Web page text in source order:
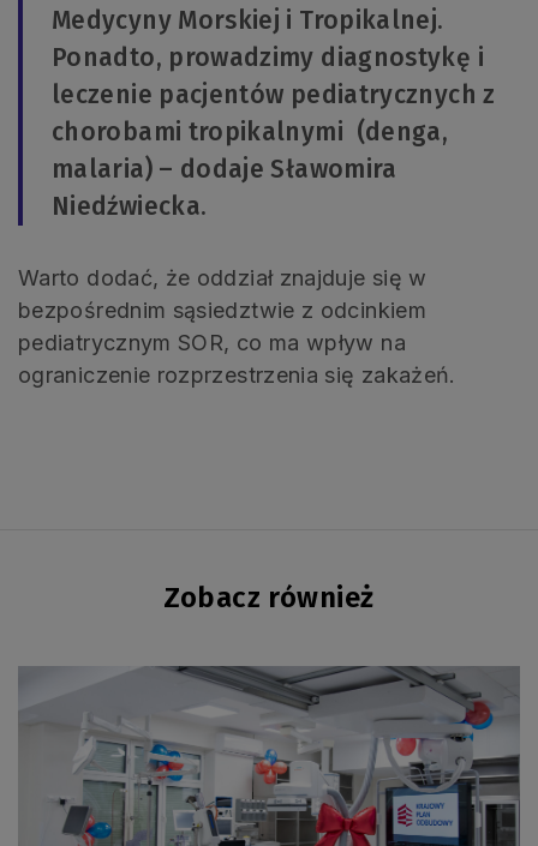
Medycyny Morskiej i Tropikalnej.
Ponadto, prowadzimy diagnostykę i
leczenie pacjentów pediatrycznych z
chorobami tropikalnymi (denga,
malaria) – dodaje Sławomira
Niedźwiecka.
Warto dodać, że oddział znajduje się w
bezpośrednim sąsiedztwie z odcinkiem
pediatrycznym SOR, co ma wpływ na
ograniczenie rozprzestrzenia się zakażeń.
Zobacz również